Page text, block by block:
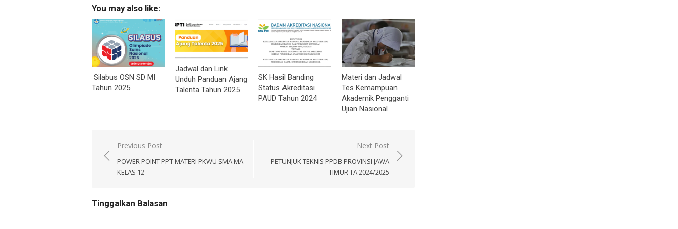
You may also like:
Silabus OSN SD MI
Tahun 2025
Jadwal dan Link
Unduh Panduan Ajang
Talenta Tahun 2025
SK Hasil Banding
Status Akreditasi
PAUD Tahun 2024
Materi dan Jadwal
Tes Kemampuan
Akademik Pengganti
Ujian Nasional
Navigasi
pos
Previous Post
POWER POINT PPT MATERI PKWU SMA MA
KELAS 12
Next Post
PETUNJUK TEKNIS PPDB PROVINSI JAWA
TIMUR TA 2024/2025
Tinggalkan Balasan